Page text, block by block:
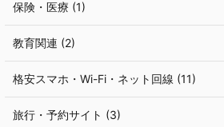
保険・医療 (1)
教育関連 (2)
格安スマホ・Wi-Fi・ネット回線 (11)
旅行・予約サイト (3)